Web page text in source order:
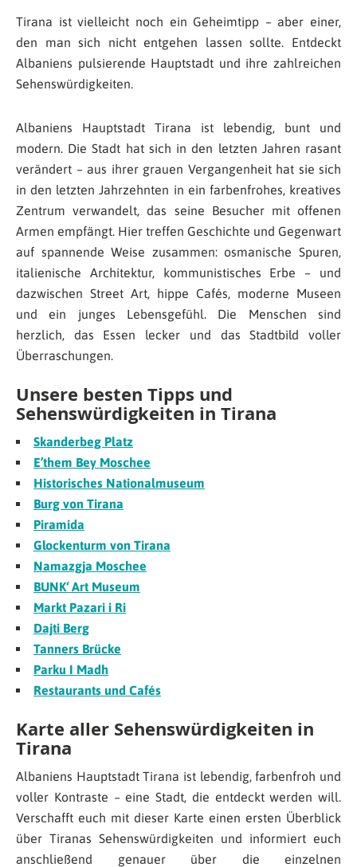
Tirana ist vielleicht noch ein Geheimtipp – aber einer,
den man sich nicht entgehen lassen sollte. Entdeckt
Albaniens pulsierende Hauptstadt und ihre zahlreichen
Sehenswürdigkeiten.
Albaniens Hauptstadt Tirana ist lebendig, bunt und
modern. Die Stadt hat sich in den letzten Jahren rasant
verändert – aus ihrer grauen Vergangenheit hat sie sich
in den letzten Jahrzehnten in ein farbenfrohes, kreatives
Zentrum verwandelt, das seine Besucher mit offenen
Armen empfängt. Hier treffen Geschichte und Gegenwart
auf spannende Weise zusammen: osmanische Spuren,
italienische Architektur, kommunistisches Erbe – und
dazwischen Street Art, hippe Cafés, moderne Museen
und ein junges Lebensgefühl. Die Menschen sind
herzlich, das Essen lecker und das Stadtbild voller
Überraschungen.
Unsere besten Tipps und
Sehenswürdigkeiten in Tirana
Skanderbeg Platz
E’them Bey Moschee
Historisches Nationalmuseum
Burg von Tirana
Piramida
Glockenturm von Tirana
Namazgja Moschee
BUNK‘ Art Museum
Markt Pazari i Ri
Dajti Berg
Tanners Brücke
Parku I Madh
Restaurants und Cafés
Karte aller Sehenswürdigkeiten in
Tirana
Albaniens Hauptstadt Tirana ist lebendig, farbenfroh und
voller Kontraste – eine Stadt, die entdeckt werden will.
Verschafft euch mit dieser Karte einen ersten Überblick
über Tiranas Sehenswürdigkeiten und informiert euch
anschließend genauer über die einzelnen